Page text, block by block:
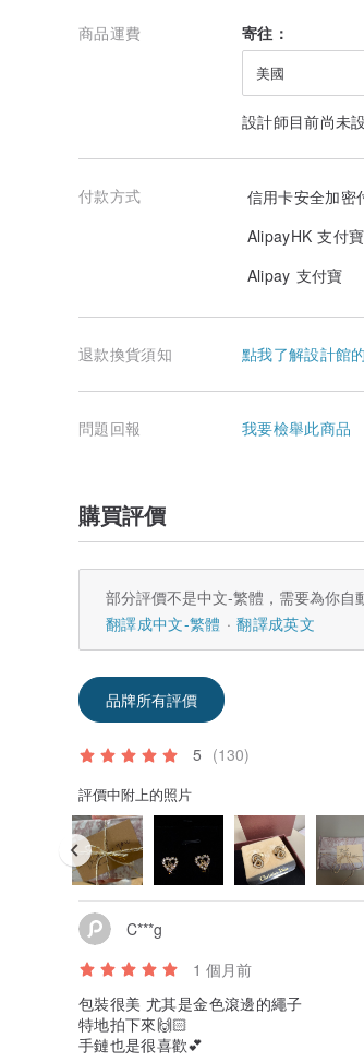
商品運費 寄往：
美國
設計師目前尚未
付款方式
信用卡安全加密
AlipayHK 支付
Alipay 支付寶
退款換貨須知 點我了解設計館
問題回報 我要檢舉此商品
購買評價
部分評價不是中文-繁體，需要為你自
翻譯成中文-繁體
翻譯成英文
品牌所有評價
5 (130)
評價中附上的照片
C***g
1 個月前
包裝很美 尤其是金色滾邊的繩子
特地拍下來🙌🏻
手鏈也是很喜歡💕